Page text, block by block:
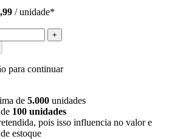
/ unidade*
+
para continuar
de 5.000 unidades
100 unidades
pois isso influencia no valor e
estoque